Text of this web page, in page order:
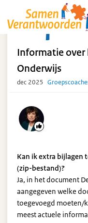
Proefjaar Meer
Informatie over
Onderwijs
dec 2025
Kan ik extra bijlagen
(zip-bestand)?
Ja, in het document
aangegeven welke
toegevoegd moeten/
meest actuele